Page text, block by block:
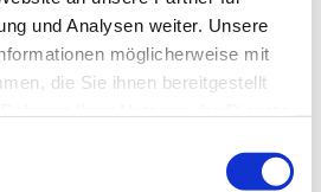
und Analysen weiter. Unsere
möglicherweise mit
die Sie ihnen bereitgestellt